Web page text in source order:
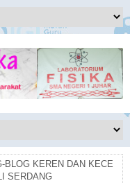
BLOG KEREN DAN KECE
SERDANG